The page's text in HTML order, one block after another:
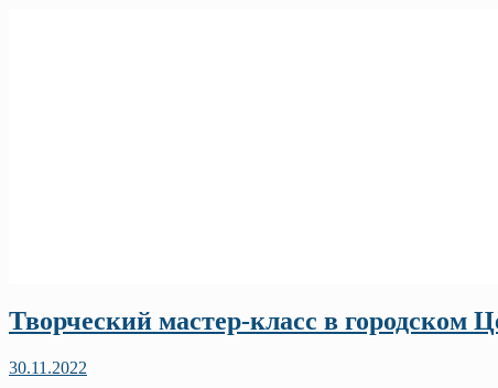
Творческий мастер-класс в городском
30.11.2022